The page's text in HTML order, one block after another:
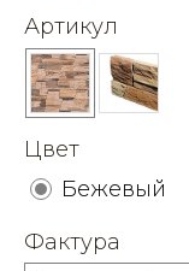
Артикул
Цвет
Бежевый
Фактура